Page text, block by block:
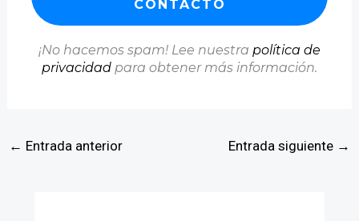
¡No hacemos spam! Lee nuestra política de
privacidad para obtener más información.
← Entrada anterior Entrada siguiente →